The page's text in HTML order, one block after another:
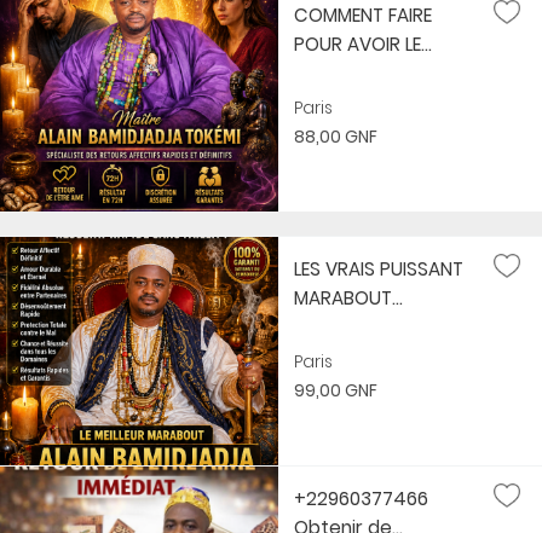
COMMENT FAIRE
POUR AVOIR LE...
Paris
88,00 GNF
LES VRAIS PUISSANT
MARABOUT...
Paris
99,00 GNF
+22960377466
Obtenir de...